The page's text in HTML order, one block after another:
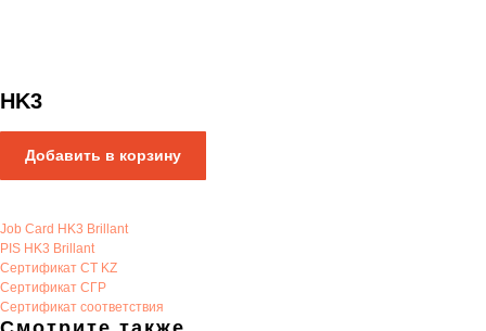
HK3
Добавить в корзину
Job Card HK3 Brillant
PIS HK3 Brillant
Сертификат CT KZ
Сертификат СГР
Сертификат соответствия